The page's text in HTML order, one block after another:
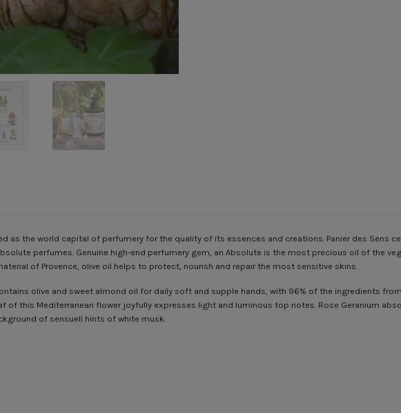
as the world capital of perfumery for the quality of its essences and creations. Panier des Sens
perfumes. Genuine high-end perfumery gem, an Absolute is the most precious oil of the
of Provence, olive oil helps to protect, nourish and repair the most sensitive skins.
olive and sweet almond oil for daily soft and supple hands, with 96% of the ingredients
of this Mediterranean flower joyfully expresses light and luminous top notes. Rose Geranium
of sensuell hints of white musk.